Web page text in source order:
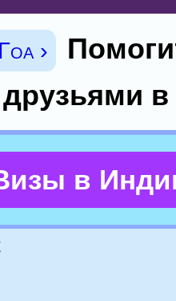
›
в
в